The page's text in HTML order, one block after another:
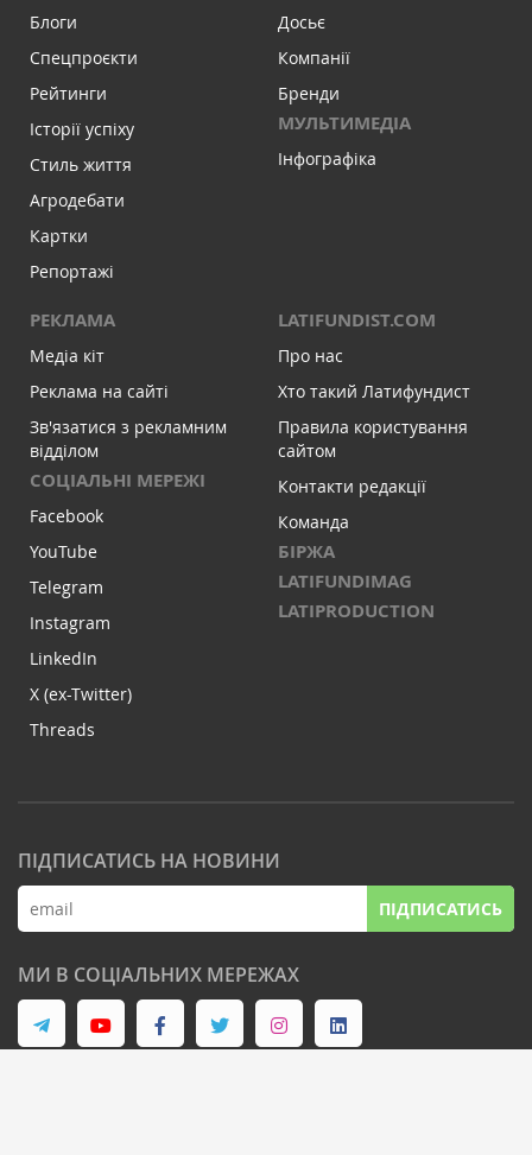
Блоги
Спецпроєкти
Рейтинги
Історії успіху
Стиль життя
Агродебати
Картки
Репортажі
Досьє
Компанії
Бренди
МУЛЬТИМЕДІА
Інфографіка
РЕКЛАМА
Медіа кіт
Реклама на сайті
Зв'язатися з рекламним
відділом
СОЦІАЛЬНІ МЕРЕЖІ
Facebook
YouTube
Telegram
Instagram
LinkedIn
X (ex-Twitter)
Threads
LATIFUNDIST.COM
Про нас
Хто такий Латифундист
Правила користування
сайтом
Контакти редакції
Команда
БІРЖА
LATIFUNDIMAG
LATIPRODUCTION
ПІДПИСАТИСЬ НА НОВИНИ
ПІДПИСАТИСЬ
МИ В СОЦІАЛЬНИХ МЕРЕЖАХ